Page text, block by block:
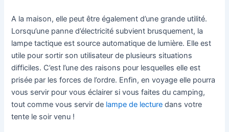
A la maison, elle peut être également d’une grande utilité.
Lorsqu’une panne d’électricité subvient brusquement, la
lampe tactique est source automatique de lumière. Elle est
utile pour sortir son utilisateur de plusieurs situations
difficiles. C’est l’une des raisons pour lesquelles elle est
prisée par les forces de l’ordre. Enfin, en voyage elle pourra
vous servir pour vous éclairer si vous faites du camping,
tout comme vous servir de lampe de lecture dans votre
tente le soir venu !